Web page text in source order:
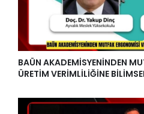
BAÜN AKADEMİSYENİNDEN
ÜRETİM VERİMLİLİĞİNE